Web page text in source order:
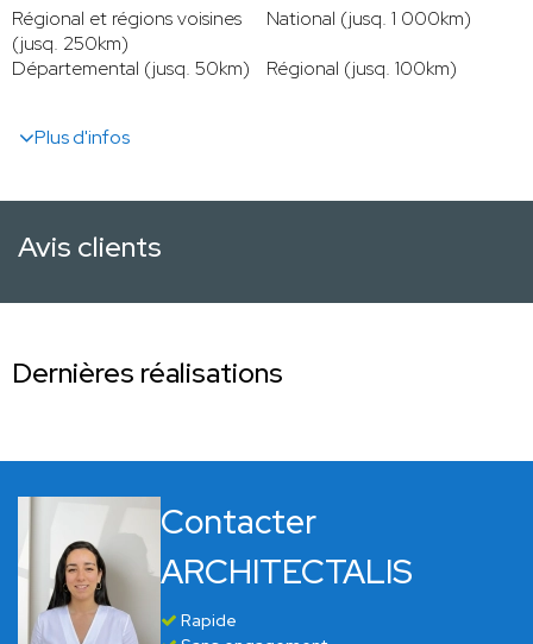
Régional et régions voisines
(jusq. 250km)
National (jusq. 1 000km)
Départemental (jusq. 50km)
Régional (jusq. 100km)
Plus d'infos
Avis clients
Dernières réalisations
Contacter
ARCHITECTALIS
Rapide